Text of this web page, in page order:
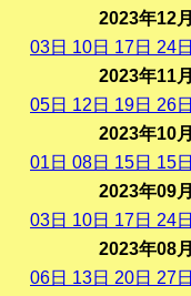
2023年12月
03日 10日 17日 24日
2023年11月
05日 12 日 19日 26日
2023年10月
01 日 08日 15日 15日
2023年09月
03日 10日 17日 24日
2023年08月
06日 13日 20日 27日